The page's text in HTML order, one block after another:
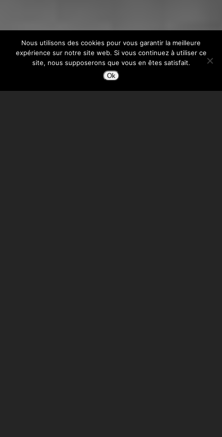
Nous utilisons des cookies pour vous garantir la meilleure
expérience sur notre site web. Si vous continuez à utiliser ce
site, nous supposerons que vous en êtes satisfait.
Ok